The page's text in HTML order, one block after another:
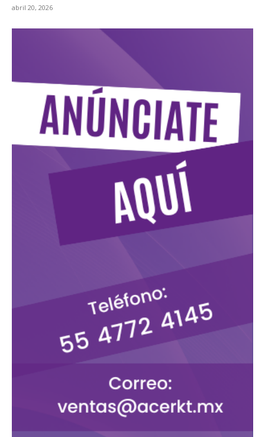
abril 20, 2026